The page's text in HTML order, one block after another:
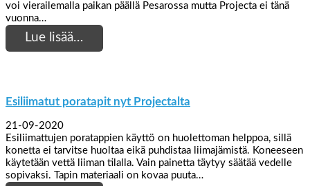
voi vierailemalla paikan päällä Pesarossa mutta Projecta ei tänä
vuonna…
Lue lisää…
Esiliimatut poratapit nyt Projectalta
21-09-2020
Esiliimattujen poratappien käyttö on huolettoman helppoa, sillä
konetta ei tarvitse huoltaa eikä puhdistaa liimajämistä. Koneeseen
käytetään vettä liiman tilalla. Vain painetta täytyy säätää vedelle
sopivaksi. Tapin materiaali on kovaa puuta…